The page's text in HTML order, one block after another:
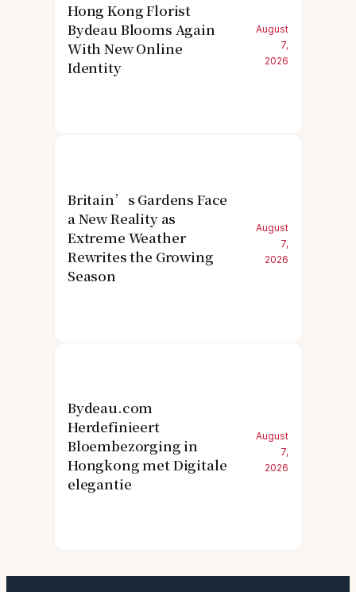
Hong Kong Florist
Bydeau Blooms Again
With New Online
Identity
August
7,
2026
Britain’s Gardens Face
a New Reality as
Extreme Weather
Rewrites the Growing
Season
August
7,
2026
Bydeau.com
Herdefinieert
Bloembezorging in
Hongkong met Digitale
elegantie
August
7,
2026